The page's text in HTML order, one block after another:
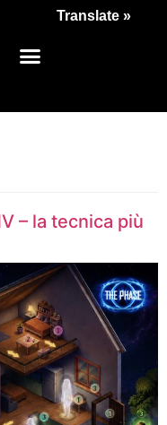
– la tecnica più
Translate »